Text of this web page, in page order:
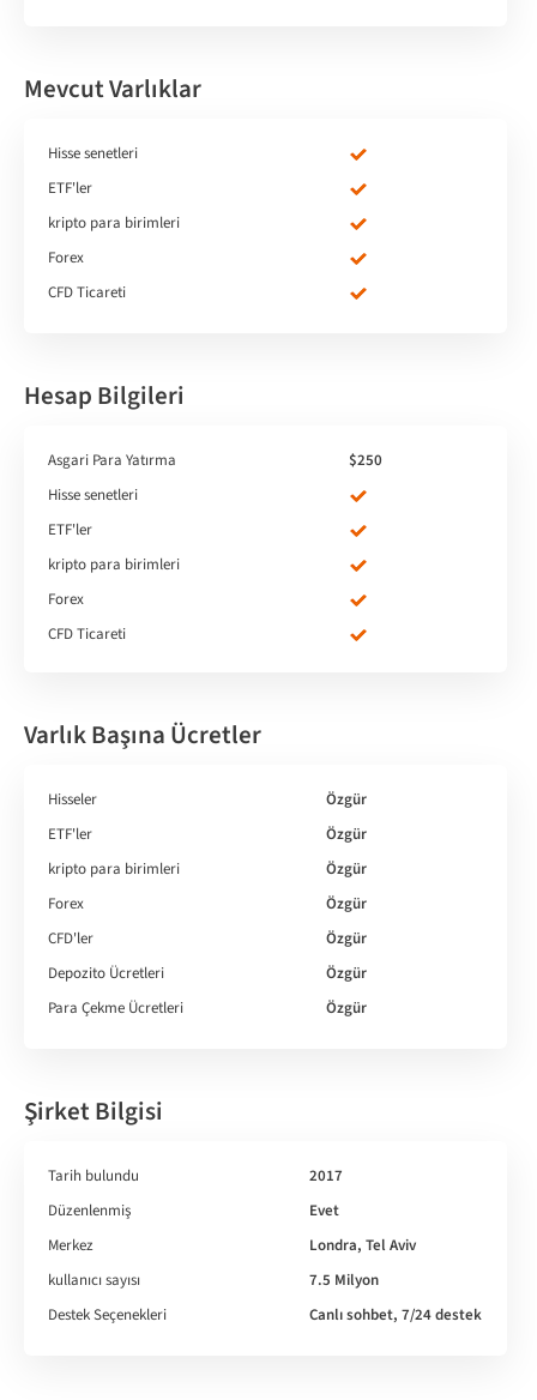
Mevcut Varlıklar
Hisse senetleri
ETF'ler
kripto para birimleri
Forex
CFD Ticareti
Hesap Bilgileri
Asgari Para Yatırma
$250
Hisse senetleri
ETF'ler
kripto para birimleri
Forex
CFD Ticareti
Varlık Başına Ücretler
Hisseler
Özgür
ETF'ler
Özgür
kripto para birimleri
Özgür
Forex
Özgür
CFD'ler
Özgür
Depozito Ücretleri
Özgür
Para Çekme Ücretleri
Özgür
Şirket Bilgisi
Tarih bulundu
2017
Düzenlenmiş
Evet
Merkez
Londra, Tel Aviv
kullanıcı sayısı
7.5 Milyon
Destek Seçenekleri
Canlı sohbet, 7/24 destek